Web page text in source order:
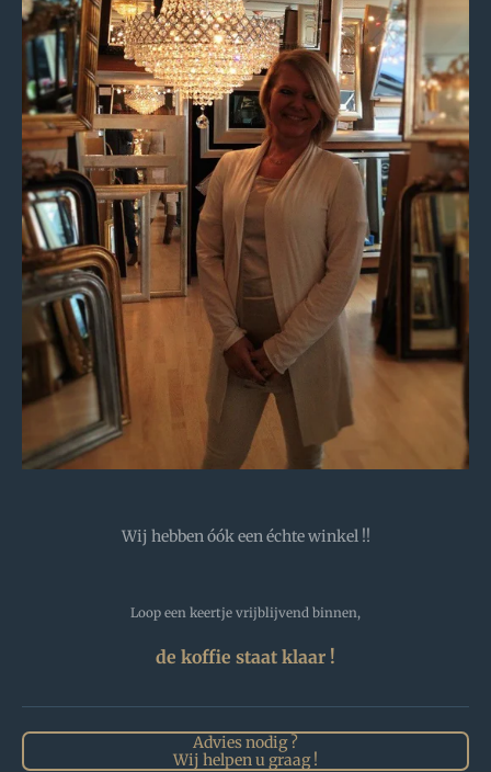
Wij hebben óók een échte winkel !!
Loop een keertje vrijblijvend binnen,
de koffie staat klaar !
Advies nodig ?
Wij helpen u graag !